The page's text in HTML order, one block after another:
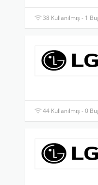
38 Kullanılmış - 1
44 Kullanılmış - 0